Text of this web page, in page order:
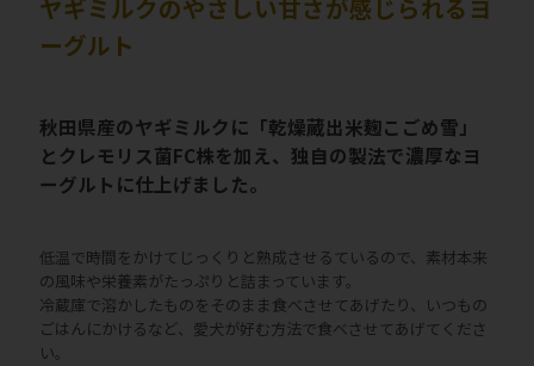
ヤギミルクのやさしい甘さが感じられるヨ
ーグルト
秋田県産のヤギミルクに「乾燥蔵出米麹こごめ雪」
とクレモリス菌FC株を加え、独自の製法で濃厚なヨ
ーグルトに仕上げました。
低温で時間をかけてじっくりと熟成させるているので、素材本来
の風味や栄養素がたっぷりと詰まっています。
冷蔵庫で溶かしたものをそのまま食べさせてあげたり、いつもの
ごはんにかけるなど、愛犬が好む方法で食べさせてあげてくださ
い。